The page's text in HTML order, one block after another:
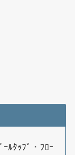
ﾙﾀｯﾌﾟ・ﾌﾛｰ